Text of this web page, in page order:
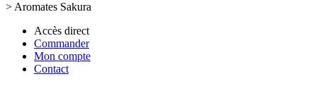
> Aromates Sakura
Accès direct
Commander
Mon compte
Contact